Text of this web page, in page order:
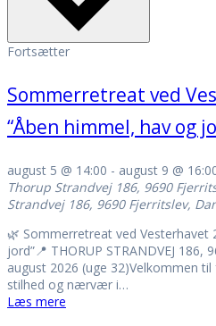
Fortsætter
Sommerretreat ved
“Åben himmel, hav og
august 5 @ 14:00 - august 9 @
Thorup Strandvej 186, 9690
Strandvej 186, 9690 Fjerritslev,
🌿 Sommerretreat ved Vesterhavet
jord”📍 THORUP STRANDVEJ 186,
august 2026 (uge 32)Velkommen
stilhed og nærvær i…
Læs mere